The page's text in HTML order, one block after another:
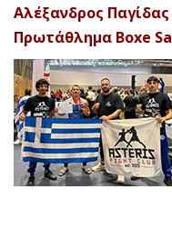
Αλέξανδρος
Πρωτάθλημα Boxe